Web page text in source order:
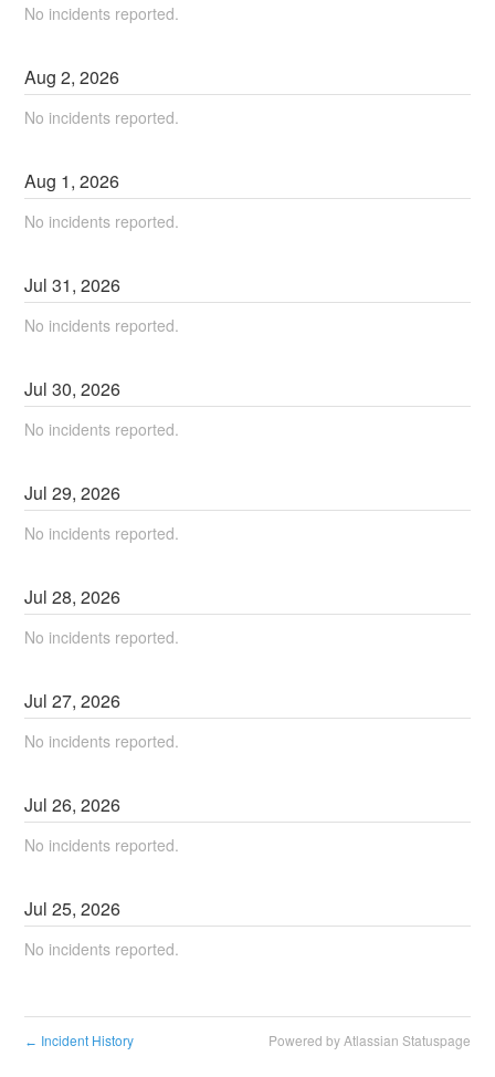
No incidents reported.
Aug2,2026
No incidents reported.
Aug 1,2026
No incidents reported.
Jul31,2026
No incidents reported.
Jul30,2026
No incidents reported.
Jul29,2026
No incidents reported.
Jul28,2026
No incidents reported.
Jul27,2026
No incidents reported.
Jul26,2026
No incidents reported.
Jul25,2026
No incidents reported.
← Incident History Powered by Atlassian Statuspage